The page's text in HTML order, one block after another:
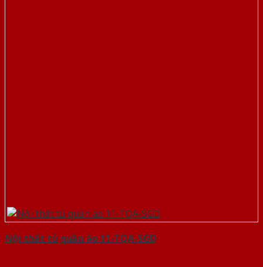
Nội thất tủ quần áo 11-TQA-SGD